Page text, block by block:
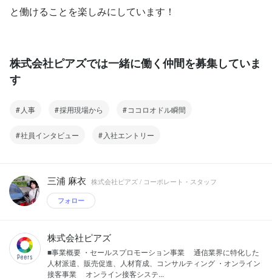
と働けることを楽しみにしています！
株式会社ピアズでは一緒に働く仲間を募集していま
す
人事 採用現場から ココロオドル瞬間
社員インタビュー 入社エントリー
三浦 麻衣 株式会社ピアズ / コーポレート・スタッフ
フォロー
株式会社ピアズ
■事業概要 ・セールスプロモーション事業 通信業界に特化した
人材派遣、販売促進、人材育成、コンサルティング ・オンライン
接客事業 オンライン接客システ...